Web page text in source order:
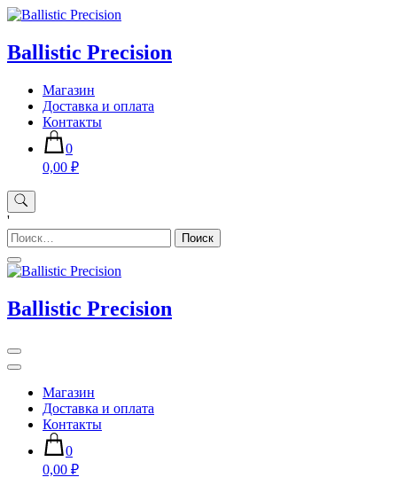
Skip
content
Ballistic Precision
Магазин
Доставка и оплата
Контакты
0
0,00 ₽
'
Найти:
Ballistic Precision
Магазин
Доставка и оплата
Контакты
0
0,00 ₽